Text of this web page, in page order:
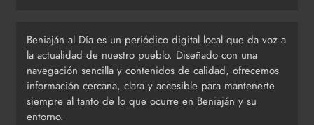
Beniaján al Día es un periódico digital local que da voz a
la actualidad de nuestro pueblo. Diseñado con una
navegación sencilla y contenidos de calidad, ofrecemos
información cercana, clara y accesible para mantenerte
siempre al tanto de lo que ocurre en Beniaján y su
entorno.